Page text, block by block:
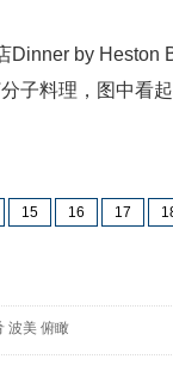
by Heston
子料理，图中看
15 16 17
波美 俯瞰